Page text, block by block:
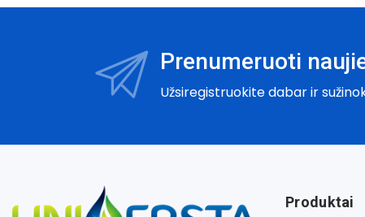
Prenumeruoti
Užsiregistruokite dabar ir
Produktai